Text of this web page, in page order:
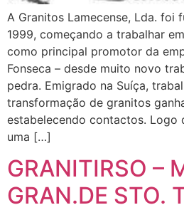
A Granitos Lamecense, Lda. foi
1999, começando a trabalhar
como principal promotor da
Fonseca – desde muito novo
pedra. Emigrado na Suíça,
transformação de granitos
estabelecendo contactos. Logo
uma […]
GRANITIRSO –
GRAN.DE STO.